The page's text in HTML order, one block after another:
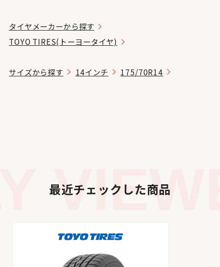
タイヤメーカーから探す
TOYO TIRES(トーヨータイヤ)
サイズから探す 14インチ 175/70R14
最近チェックした商品